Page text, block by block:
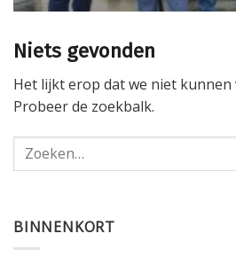
Niets gevonden
Het lijkt erop dat we niet kunnen
Probeer de zoekbalk.
BINNENKORT